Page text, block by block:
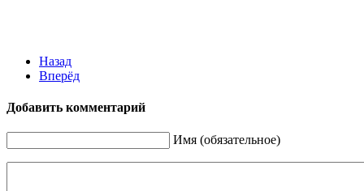
Назад
Вперёд
Добавить комментарий
Имя (обязательное)